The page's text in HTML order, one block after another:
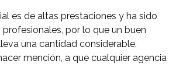
es de altas prestaciones y ha sido
por lo que un buen
una cantidad considerable.
mención, a que cualquier agencia